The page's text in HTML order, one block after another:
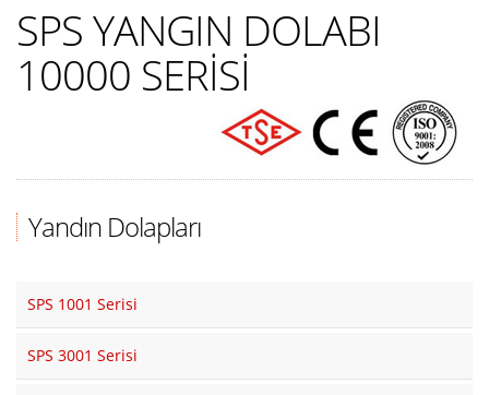
Hakkımızda
Ürünler
Belgelerimiz
E-Katalog
SPS YANGIN DOLABI
10000 SERİSİ
Yandın Dolapları
SPS 1001 Serisi
SPS 3001 Serisi